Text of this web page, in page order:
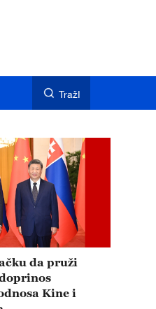
TražI
da pruži
Kine i